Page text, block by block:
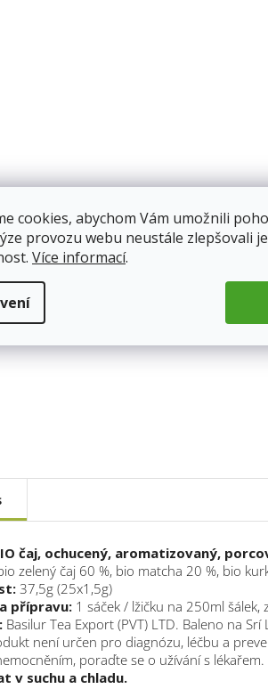
cookies, abychom Vám umožnili
provozu webu neustále zlepšovali
Více informací.
čaj, ochucený, aromatizovaný,
zelený čaj 60 %, bio matcha 20 %, bio
37,5g (25x1,5g)
přípravu: 1 sáček / lžičku na 250ml
Basilur Tea Export (PVT) LTD. Baleno na Srí
není určen pro diagnózu, léčbu a
poraďte se o užívání s lékařem.
v suchu a chladu.